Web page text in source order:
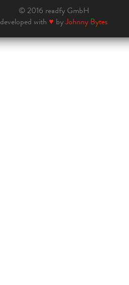
© 2016 readfy GmbH
developed with ♥ byJohnny Bytes